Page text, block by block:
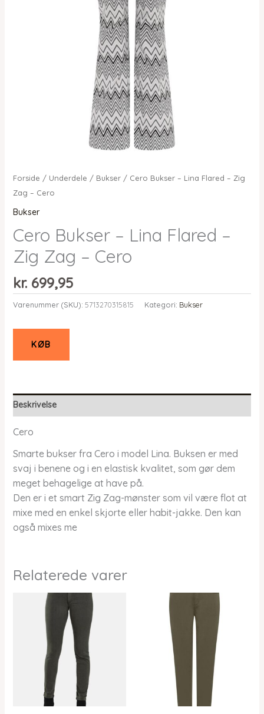
Forside / Underdele / Bukser/ Cero Bukser – Lina Flared – Zig
Zag – Cero
Bukser
Cero Bukser – Lina Flared –
Zig Zag – Cero
kr.699,95
Varenummer (SKU): 5713270315815 Kategori: Bukser
KØB
Beskrivelse
Cero
Smarte bukser fra Cero i model Lina. Buksen er med
svaj i benene og i en elastisk kvalitet, som gør dem
meget behagelige at have på.
Den er i et smart Zig Zag-mønster som vil være flot at
mixe med en enkel skjorte eller habit-jakke. Den kan
også mixes me
Relaterede varer